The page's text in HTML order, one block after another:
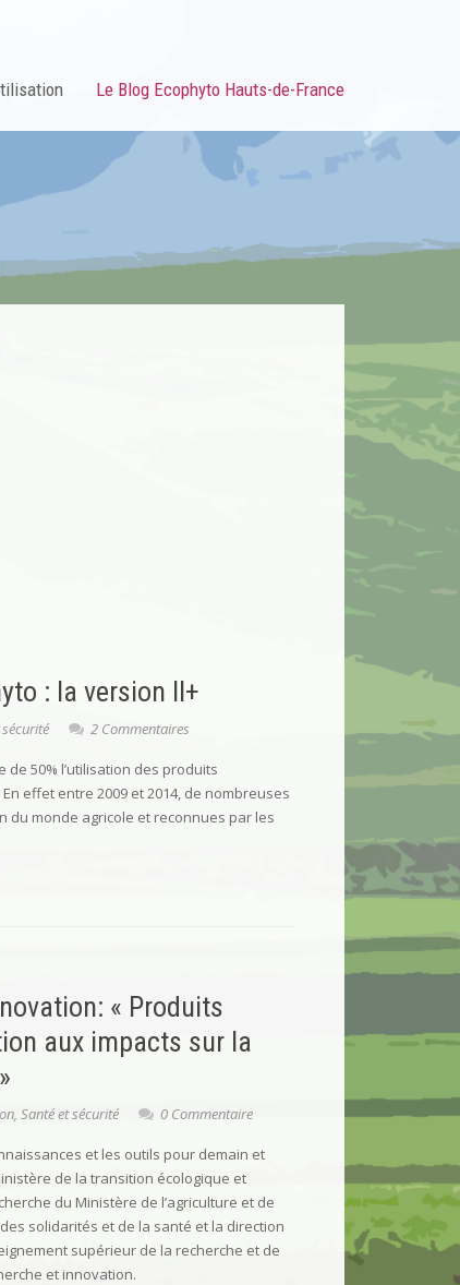
Le Blog Ecophyto Hauts-de-France
: la version II+
2 Commentaires
50% l’utilisation des produits
effet entre 2009 et 2014, de nombreuses
du monde agricole et reconnues par les
« Produits
aux impacts sur la
, Santé et sécurité 0 Commentaire
et les outils pour demain et
de la transition écologique et
du Ministère de l’agriculture et de
solidarités et de la santé et la direction
supérieur de la recherche et de
et innovation.